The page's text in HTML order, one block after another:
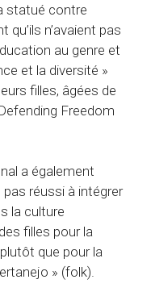
statué contre
n’avaient pas
au genre et
et la diversité »
filles, âgées de
Freedom
a également
réussi à intégrer
la culture
filles pour la
que pour la
» (folk).